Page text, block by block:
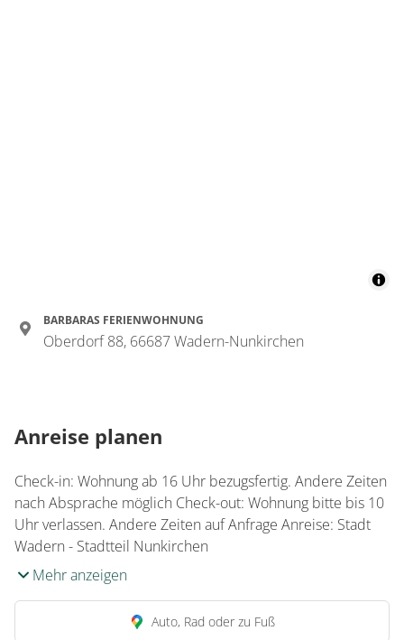
BARBARAS FERIENWOHNUNG
Oberdorf 88, 66687 Wadern-Nunkirchen
Anreise planen
Check-in: Wohnung ab 16 Uhr bezugsfertig. Andere Zeiten
nach Absprache möglich Check-out: Wohnung bitte bis 10
Uhr verlassen. Andere Zeiten auf Anfrage Anreise: Stadt
Wadern - Stadtteil Nunkirchen
Mehr anzeigen
Auto, Rad oder zu Fuß